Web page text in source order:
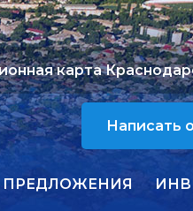
карта
Написать